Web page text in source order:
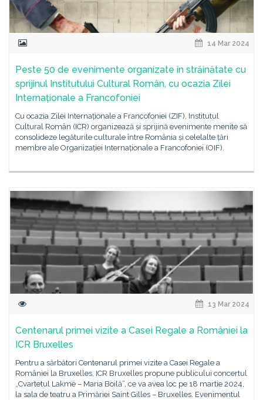
14 Mar 2024
Peste 50 de evenimente organizate în străinătate cu
sprijinul Institutului Cultural Român, cu ocazia Zilei
Internaționale a Francofoniei
Cu ocazia Zilei Internaționale a Francofoniei (ZIF), Institutul
Cultural Român (ICR) organizează și sprijină evenimente menite să
consolideze legăturile culturale între România și celelalte țări
membre ale Organizației Internaționale a Francofoniei (OIF).
13 Mar 2024
Centenarul primei vizite a Casei Regale a României la
ICR Bruxelles
Pentru a sărbători Centenarul primei vizite a Casei Regale a
României la Bruxelles, ICR Bruxelles propune publicului concertul
„Cvartetul Lakmé – Maria Boilă”, ce va avea loc pe 18 martie 2024,
la sala de teatru a Primăriei Saint Gilles – Bruxelles. Evenimentul